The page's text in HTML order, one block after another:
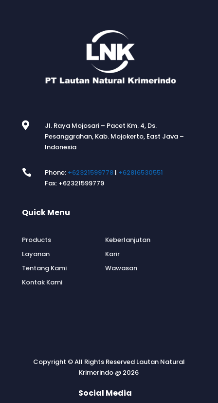

Jl. Raya Mojosari – Pacet Km. 4, Ds.
Pesanggrahan, Kab. Mojokerto, East Java –
Indonesia
 Phone: +62321599778| +62816530551
Fax: +62321599779
Quick Menu
Products
Layanan
Tentang Kami
Kontak Kami
Keberlanjutan
Karir
Wawasan
Copyright © All Rights Reserved Lautan Natural
Krimerindo @ 2026
Social Media